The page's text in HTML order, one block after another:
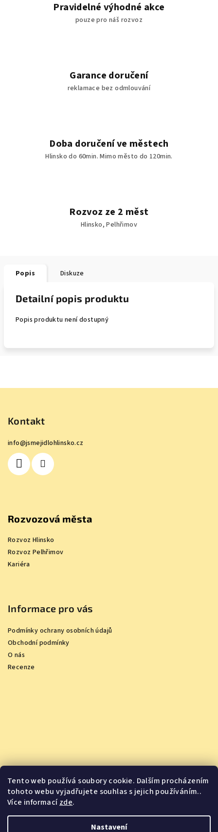
Tento web používá soubory cookie. Dalším procházením
tohoto webu vyjadřujete souhlas s jejich používáním..
Více informacízde.
Nastavení
Pravidelné výhodné akce
pouze pro náš rozvoz
Garance doručení
reklamace bez odmlouvání
Doba doručení ve městech
Hlinsko do 60min. Mimo město do 120min.
Rozvoz ze 2 měst
Hlinsko, Pelhřimov
Popis Diskuze
Detailní popis produktu
Popis produktu není dostupný
Kontakt
info@jsmejidlohlinsko.cz
Rozvozová města
Rozvoz Hlinsko
Rozvoz Pelhřimov
Kariéra
Informace pro vás
Podmínky ochrany osobních údajů
Obchodní podmínky
O nás
Recenze
Vychutnejte si oceněná vína z pohodlí domova